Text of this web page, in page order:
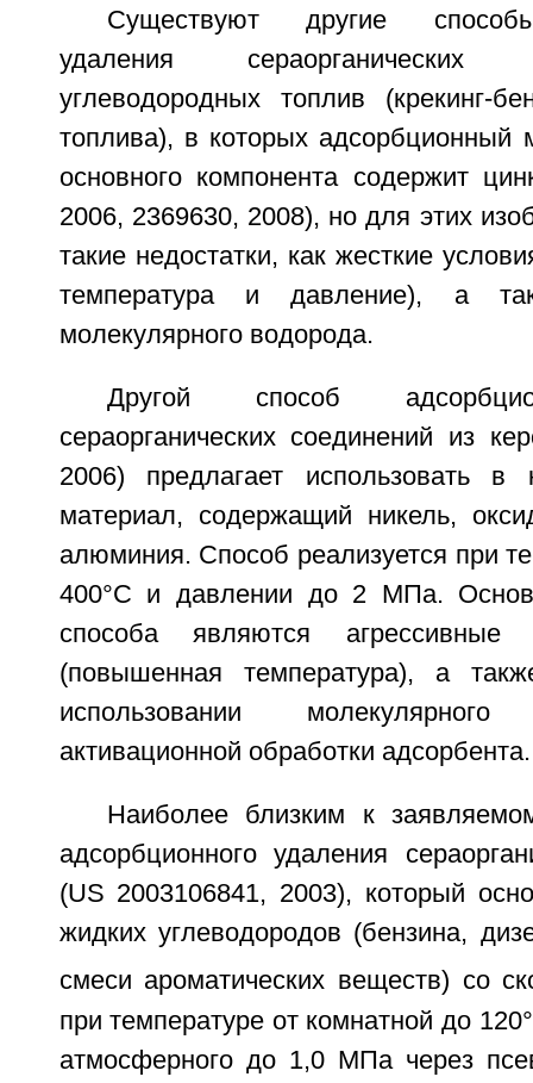
Существуют другие
удаления
углеводородных топлив (крекинг-
топлива), в которых адсорбционный
основного компонента содержит
2006, 2369630, 2008), но для этих
такие недостатки, как жесткие
температура и давление), а
молекулярного водорода.
Другой способ
сераорганических соединений из
2006) предлагает использовать в
материал, содержащий никель,
алюминия. Способ реализуется при
400°C и давлении до 2 МПа.
способа являются агрессивные
(повышенная температура), а
использовании
активационной обработки адсорбента.
Наиболее близким к
адсорбционного удаления
(US 2003106841, 2003), который
жидких углеводородов (бензина,
смеси ароматических веществ) со
при температуре от комнатной до
атмосферного до 1,0 МПа через